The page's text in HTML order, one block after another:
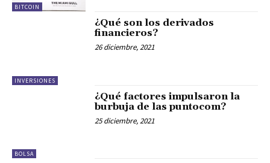
BITCOIN
INVERSIONES
¿Qué son los derivados
financieros?
26 diciembre, 2021
BOLSA
¿Qué factores impulsaron la
burbuja de las puntocom?
25 diciembre, 2021